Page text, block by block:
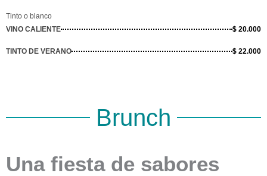
Tinto o blanco
VINO CALIENTE
$ 20.000
TINTO DE VERANO $ 22.000
Brunch
Una fiesta de sabores